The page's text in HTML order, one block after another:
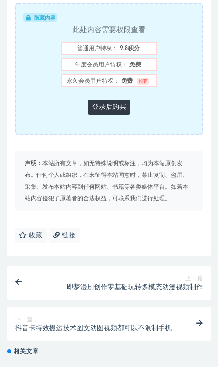
隐藏内容
此处内容需要权限查看
普通用户特权： 9.8积分
年度会员用户特权： 免费
永久会员用户特权： 免费 推荐
登录后购买
声明： 本站所有文章，如无特殊说明或标注，均为本站原创发
布。任何个人或组织，在未征得本站同意时，禁止复制、盗用、
采集、发布本站内容到任何网站、书籍等各类媒体平台。如若本
站内容侵犯了原著者的合法权益，可联系我们进行处理。
收藏 链接
上一篇
即梦漫剧创作零基础玩转多模态动漫视频制作
下一篇
抖音卡特效搬运技术图文动图视频都可以不限制手机
相关文章